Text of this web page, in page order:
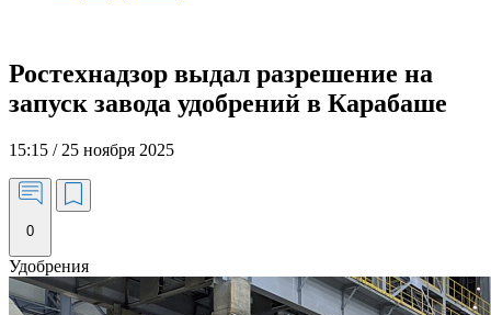
Ростехнадзор выдал разрешение на
запуск завода удобрений в Карабаше
15:15 / 25 ноября 2025
0